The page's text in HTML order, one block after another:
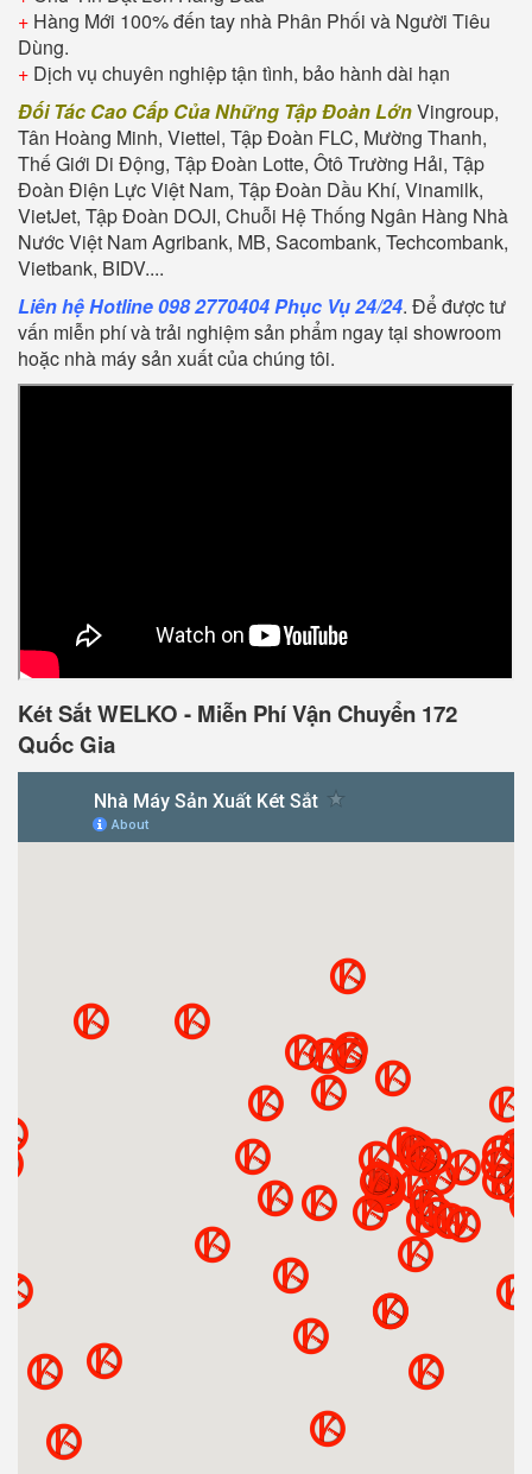
+ Hàng Mới 100% đến tay nhà Phân Phối và Người Tiêu
Dùng.
+ Dịch vụ chuyên nghiệp tận tình, bảo hành dài hạn
Đối Tác Cao Cấp Của Những Tập Đoàn LớnVingroup,
Tân Hoàng Minh, Viettel, Tập Đoàn FLC, Mường Thanh,
Thế Giới Di Động, Tập Đoàn Lotte, Ôtô Trường Hải, Tập
Đoàn Điện Lực Việt Nam, Tập Đoàn Dầu Khí, Vinamilk,
VietJet, Tập Đoàn DOJI, Chuỗi Hệ Thống Ngân Hàng Nhà
Nước Việt Nam Agribank, MB, Sacombank, Techcombank,
Vietbank, BIDV....
Liên hệ Hotline 098 2770404 Phục Vụ 24/24. Để được tư
vấn miễn phí và trải nghiệm sản phẩm ngay tại showroom
hoặc nhà máy sản xuất của chúng tôi.
Két Sắt WELKO - Miễn Phí Vận Chuyển 172
Quốc Gia